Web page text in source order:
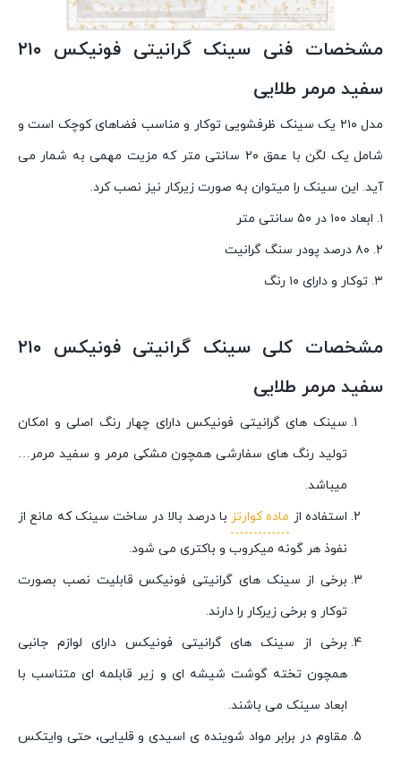
مشخصات فنی سینک گرانیتی فونیکس ۲۱۰
سفید مرمر طلایی
مدل ۲۱۰ یک سینک ظرفشویی توکار و مناسب فضاهای کوچک است و
شامل یک لگن با عمق ۲۰ سانتی متر که مزیت مهمی به شمار می
آید. این سینک را میتوان به صورت زیرکار نیز نصب کرد.
۱. ابعاد ۱۰۰ در ۵۰ سانتی متر
۲. ۸۰ درصد پودر سنگ گرانیت
۳. توکار و دارای ۱۰ رنگ
مشخصات کلی سینک گرانیتی فونیکس ۲۱۰
سفید مرمر طلایی
سینک های گرانیتی فونیکس دارای چهار رنگ اصلی و امکان
تولید رنگ های سفارشی همچون مشکی مرمر و سفید مرمر…
میباشد.
استفاده از ماده کوارتز با درصد بالا در ساخت سینک که مانع از
نفوذ هر گونه میکروب و باکتری می شود.
برخی از سینک های گرانیتی فونیکس قابلیت نصب بصورت
توکار و برخی زیرکار را دارند.
برخی از سینک های گرانیتی فونیکس دارای لوازم جانبی
همچون تخته گوشت شیشه ای و زیر قابلمه ای متناسب با
ابعاد سینک می باشند.
مقاوم در برابر مواد شوینده ی اسیدی و قلیایی، حتی وایتکس